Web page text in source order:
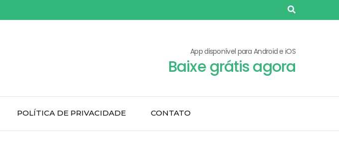
App disponível para Android e iOS
Baixe grátis agora
POLÍTICA DE PRIVACIDADE CONTATO